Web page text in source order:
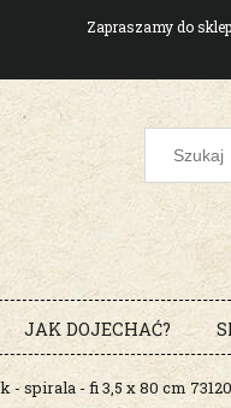
Zapraszamy do
JAK DOJECHAĆ?
- spirala - fi 3,5 x 80 cm